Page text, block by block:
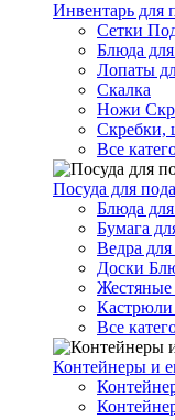
Инвентарь для
Сетки
Блюда
Лопаты
Скалка
Ножи
Скребки,
Все
Посуда для
Блюда
Бумага
Ведра
Доски
Жестяные
Кастрюли
Все
Контейнеры и